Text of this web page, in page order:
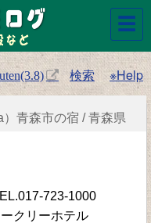
検索 ※Help
）青森市の宿 / 青森県
723-1000
クリーホテル
☰